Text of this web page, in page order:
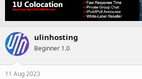
s
t
r
t
e
r
t
ulinhosting
Beginner 1.0
11 Aug 2023